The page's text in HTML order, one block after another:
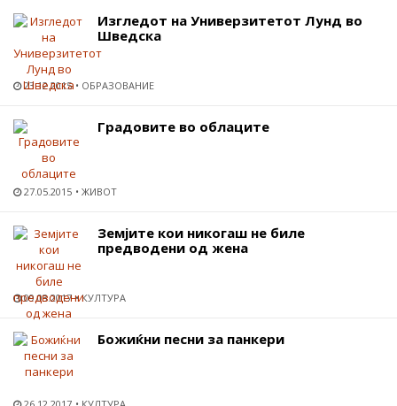
Изгледот на Универзитетот Лунд во
Шведска
23.12.2015 ОБРАЗОВАНИЕ
Градовите во облаците
27.05.2015 ЖИВОТ
Земјите кои никогаш не биле
предводени од жена
09.03.2017 КУЛТУРА
Божиќни песни за панкери
26.12.2017 КУЛТУРА